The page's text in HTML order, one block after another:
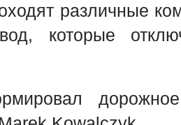
различные
которые